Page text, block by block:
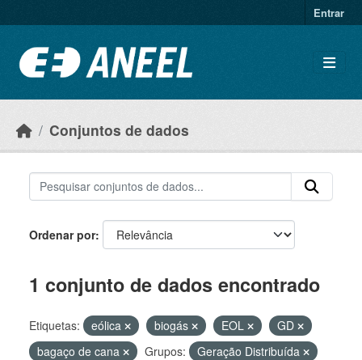
Entrar
Conjuntos de dados
Ordenar por
1 conjunto de dados encontrado
Etiquetas: eólica biogás EOL
GD
bagaço de cana
Grupos:
Geração Distribuída